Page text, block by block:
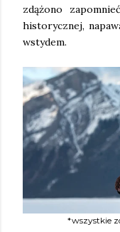
zdążono
historycznej,
wstydem.
*wszystkie